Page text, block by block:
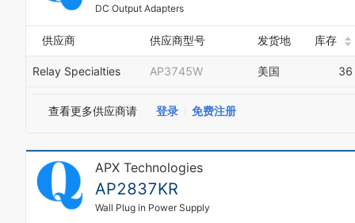
DC Output Adapters
供应商 供应商型号 发货地 库存
Relay Specialties AP3745W 美国 36
查看更多供应商请 登录 免费注册
APX Technologies
AP2837KR
Wall Plug in Power Supply